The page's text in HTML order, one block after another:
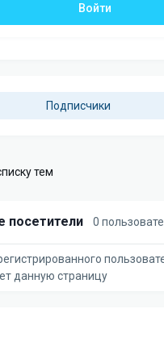
Войти
Подписчики
тем
посетители 0
данную страницу